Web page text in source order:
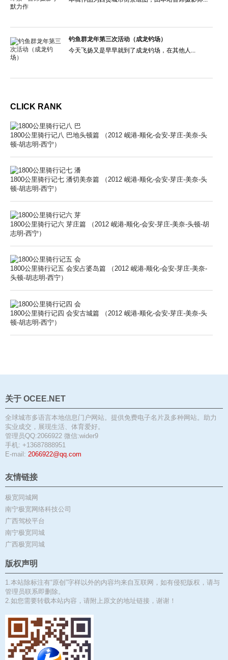
钓鱼群龙年第三次活动（成龙钓场）
今天飞扬又是早早就到了成龙钓场，在其他人...
CLICK RANK
1800公里骑行记八 巴地头顿篇 （2012 岘港-顺化-会安-芽庄-美奈-头
顿-胡志明-西宁）
1800公里骑行记七 潘切美奈篇 （2012 岘港-顺化-会安-芽庄-美奈-头
顿-胡志明-西宁）
1800公里骑行记六 芽庄篇 （2012 岘港-顺化-会安-芽庄-美奈-头顿-胡
志明-西宁）
1800公里骑行记五 会安占婆岛篇 （2012 岘港-顺化-会安-芽庄-美奈-
头顿-胡志明-西宁）
1800公里骑行记四 会安古城篇 （2012 岘港-顺化-会安-芽庄-美奈-头
顿-胡志明-西宁）
关于 OCEE.NET
全球城市多语言本地信息门户网站。提供免费电子名片及多种网站。助力
实业成交，展现生活、体育爱好。
管理员QQ:2066922 微信:wider9
手机: +13687888951
E-mail: 2066922@qq.com
友情链接
极宽同城网
南宁极宽网络科技公司
广西驾校平台
南宁极宽同城
广西极宽同城
版权声明
1.本站除标注有“原创”字样以外的内容均来自互联网，如有侵犯版权，请与
管理员联系即删除。
2.如您需要转载本站内容，请附上原文的地址链接，谢谢！